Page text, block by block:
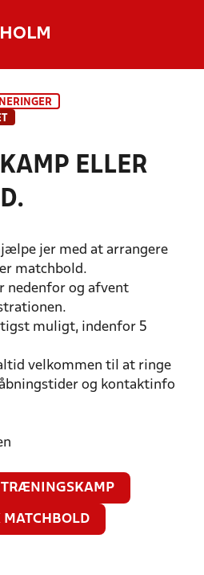
HOLD
ELLER
jer med at arrangere
matchbold.
nedenfor og afvent
muligt, indenfor 5
velkommen til at ringe
og kontaktinfo
TRÆNINGSKAMP
MATCHBOLD